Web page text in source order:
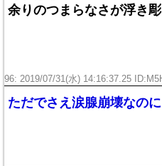
余りのつまらなさが浮き
96: 2019/07/31(水) 14:16:37.25 ID:
ただでさえ涙腺崩壊なのに